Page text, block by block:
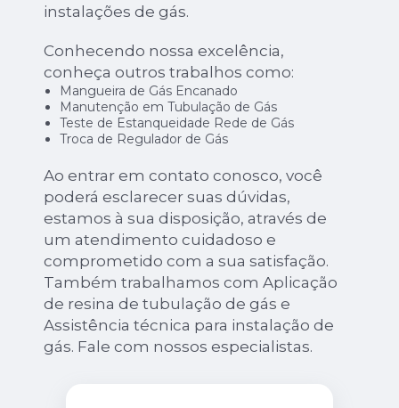
instalações de gás.
Conhecendo nossa excelência,
conheça outros trabalhos como:
Mangueira de Gás Encanado
Manutenção em Tubulação de Gás
Teste de Estanqueidade Rede de Gás
Troca de Regulador de Gás
Ao entrar em contato conosco, você
poderá esclarecer suas dúvidas,
estamos à sua disposição, através de
um atendimento cuidadoso e
comprometido com a sua satisfação.
Também trabalhamos com Aplicação
de resina de tubulação de gás e
Assistência técnica para instalação de
gás. Fale com nossos especialistas.